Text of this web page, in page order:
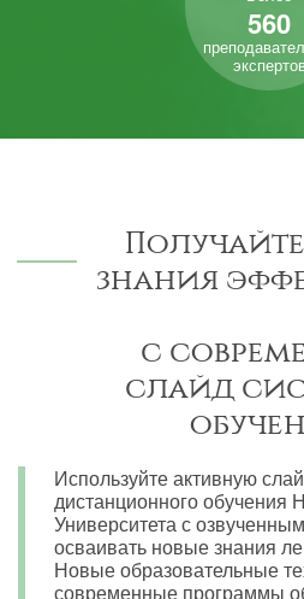
560
знания
с
слайд
Используйте активную
дистанционного обучения
Университета с
осваивать новые знания
Новые образовательные
современные программы